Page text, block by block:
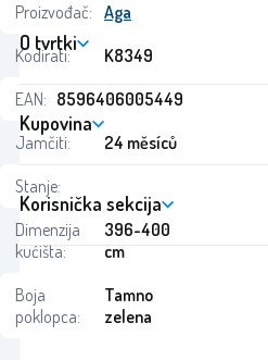
Proizvođač: Aga
Kodirati:
K8349
EAN: 8596406005449
Jamčiti:
24 měsíců
Stanje:
Dimenzija
kućišta:
396-400
cm
Boja
poklopca:
Tamno
zelena
O tvrtki
Kupovina
Korisnička sekcija